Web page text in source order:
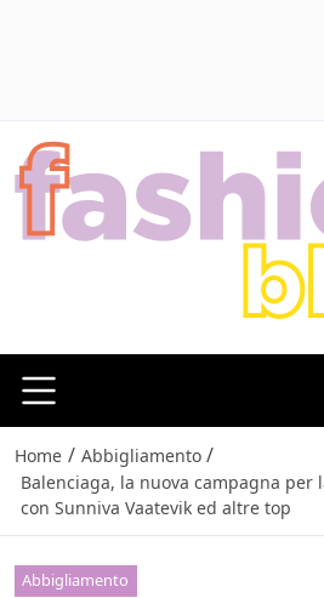
Home / Abbigliamento /
Balenciaga, la nuova campagna per
con Sunniva Vaatevik ed altre top
Abbigliamento